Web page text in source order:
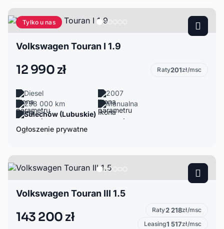
Tylko u nas
Volkswagen Touran I 1.9
12 990 zł Raty201zł/msc
Diesel
2007
298 000 km
Manualna
Sulechów (Lubuskie)
Ogłoszenie prywatne
Volkswagen Touran III 1.5
143 200 zł Raty2 218zł/msc
Leasing1 517zł/msc